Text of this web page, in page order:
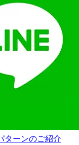
ターンのご紹介